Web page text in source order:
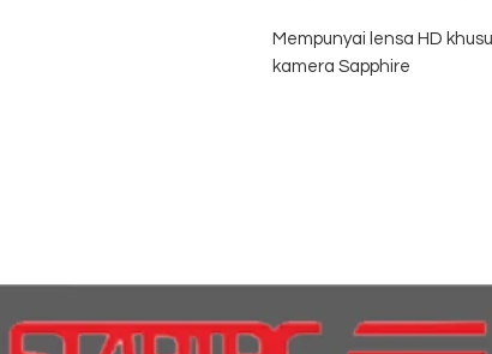
Mempunyai lensa HD
kamera Sapphire